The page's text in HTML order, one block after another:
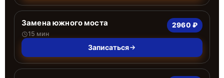
Замена южного моста
15 мин
2960 ₽
Записаться